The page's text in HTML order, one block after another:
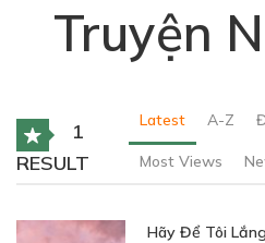
Truyện
1
RESULT
Latest A-Z
Most Views
Hãy Để Tôi